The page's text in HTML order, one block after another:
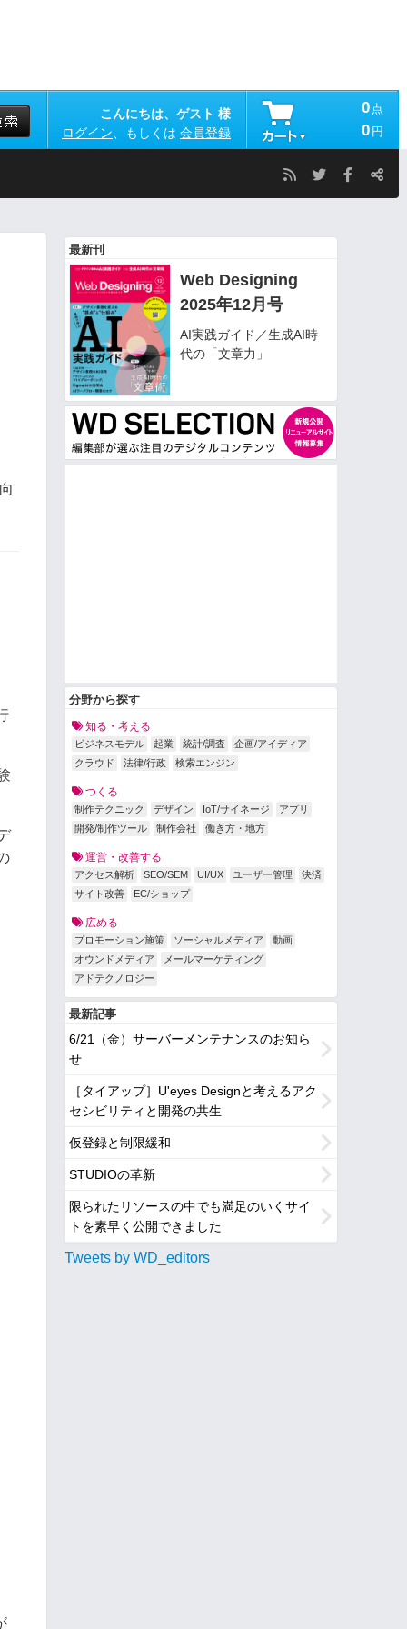
こんにちは、ゲスト 様
ログイン 、もしくは 会員登録
0 点
0 円
最新刊
Web Designing
2025年12月号
AI実践ガイド／生成AI時
代の「文章力」
分野から探す
知る・考える
ビジネスモデル 起業 統計/調査
企画/アイディア
クラウド
法律/行政 検索エンジン
つくる
制作テクニック デザイン IoT/サイネージ
アプリ
開発/制作ツール
制作会社 働き方・地方
運営・改善する
アクセス解析 SEO/SEM UI/UX ユーザー管理
決済
サイト改善
EC/ショップ
広める
プロモーション施策 ソーシャルメディア
動画
オウンドメディア
メールマーケティング
アドテクノロジー
最新記事
6/21（金）サーバーメンテナンスのお知ら
せ
［タイアップ］U'eyes Designと考えるアク
セシビリティと開発の共生
仮登録と制限緩和
STUDIOの革新
限られたリソースの中でも満足のいくサイ
トを素早く公開できました
Tweets by WD_editors